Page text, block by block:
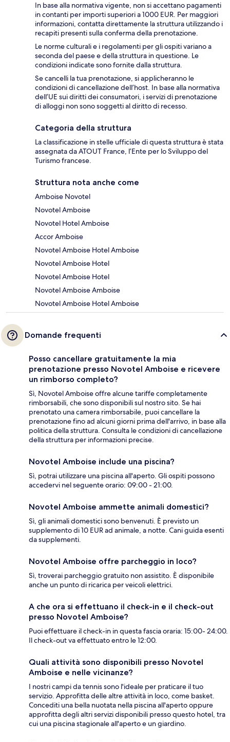
In base alla normativa vigente, non si accettano pagamenti
in contanti per importi superiori a 1000 EUR. Per maggiori
informazioni, contatta direttamente la struttura utilizzando i
recapiti presenti sulla conferma della prenotazione.
Le norme culturali e i regolamenti per gli ospiti variano a
seconda del paese e della struttura in questione. Le
condizioni indicate sono fornite dalla struttura.
Se cancelli la tua prenotazione, si applicheranno le
condizioni di cancellazione dell’host. In base alla normativa
dell’UE sui diritti dei consumatori, i servizi di prenotazione
di alloggi non sono soggetti al diritto di recesso.
Categoria della struttura
La classificazione in stelle ufficiale di questa struttura è stata
assegnata da ATOUT France, l’Ente per lo Sviluppo del
Turismo francese.
Struttura nota anche come
Amboise Novotel
Novotel Amboise
Novotel Hotel Amboise
Accor Amboise
Novotel Amboise Hotel Amboise
Novotel Amboise Hotel
Novotel Amboise Hotel
Novotel Amboise Amboise
Novotel Amboise Hotel Amboise
Domande frequenti
Posso cancellare gratuitamente la mia
prenotazione presso Novotel Amboise e ricevere
un rimborso completo?
Sì, Novotel Amboise offre alcune tariffe completamente
rimborsabili, che sono disponibili sul nostro sito. Se hai
prenotato una camera rimborsabile, puoi cancellare la
prenotazione fino ad alcuni giorni prima dell'arrivo, in base alla
politica della struttura. Consulta le condizioni di cancellazione
della struttura per informazioni precise.
Novotel Amboise include una piscina?
Sì, potrai utilizzare una piscina all'aperto. Gli ospiti possono
accedervi nel seguente orario: 09:00 - 21:00.
Novotel Amboise ammette animali domestici?
Sì, gli animali domestici sono benvenuti. È previsto un
supplemento di 10 EUR ad animale, a notte. Cani guida esenti
da supplementi.
Novotel Amboise offre parcheggio in loco?
Sì, troverai parcheggio gratuito non assistito. È disponibile
anche un punto di ricarica per veicoli elettrici.
A che ora si effettuano il check-in e il check-out
presso Novotel Amboise?
Puoi effettuare il check-in in questa fascia oraria: 15:00- 24:00.
Il check-out va effettuato entro le 12:00.
Quali attività sono disponibili presso Novotel
Amboise e nelle vicinanze?
I nostri campi da tennis sono l'ideale per praticare il tuo
servizio. Approfitta delle altre attività in loco, come basket.
Concediti una bella nuotata nella piscina all'aperto oppure
approfitta degli altri servizi disponibili presso questo hotel, tra
cui una piscina stagionale all'aperto e un giardino.